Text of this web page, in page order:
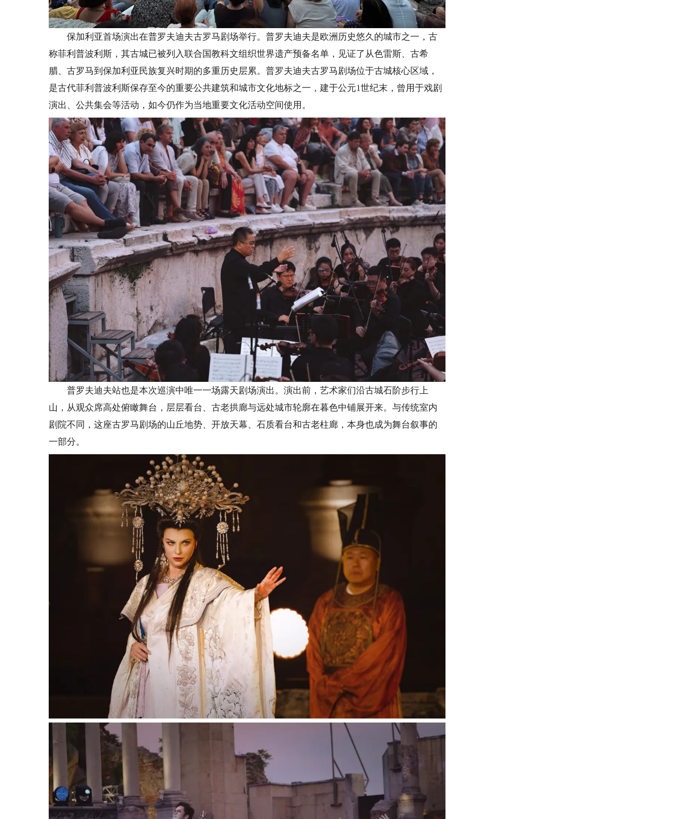
保加利亚首场演出在普罗夫迪夫古罗马剧场举行。普罗夫迪夫是欧洲历史悠久的城市之一，古
称菲利普波利斯，其古城已被列入联合国教科文组织世界遗产预备名单，见证了从色雷斯、古希
腊、古罗马到保加利亚民族复兴时期的多重历史层累。普罗夫迪夫古罗马剧场位于古城核心区域，
是古代菲利普波利斯保存至今的重要公共建筑和城市文化地标之一，建于公元1世纪末，曾用于戏剧
演出、公共集会等活动，如今仍作为当地重要文化活动空间使用。
普罗夫迪夫站也是本次巡演中唯一一场露天剧场演出。演出前，艺术家们沿古城石阶步行上
山，从观众席高处俯瞰舞台，层层看台、古老拱廊与远处城市轮廓在暮色中铺展开来。与传统室内
剧院不同，这座古罗马剧场的山丘地势、开放天幕、石质看台和古老柱廊，本身也成为舞台叙事的
一部分。